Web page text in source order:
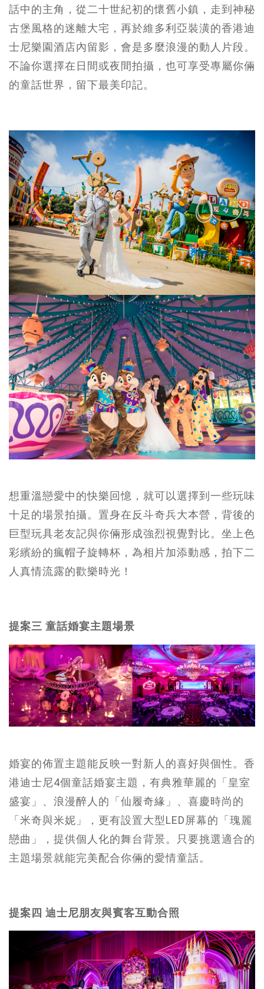
話中的主角，從二十世紀初的懷舊小鎮，走到神秘
古堡風格的迷離大宅，再於維多利亞裝潢的香港迪
士尼樂園酒店內留影，會是多麼浪漫的動人片段。
不論你選擇在日間或夜間拍攝，也可享受專屬你倆
的童話世界，留下最美印記。
想重溫戀愛中的快樂回憶，就可以選擇到一些玩味
十足的場景拍攝。置身在反斗奇兵大本營，背後的
巨型玩具老友記與你倆形成強烈視覺對比。坐上色
彩繽紛的瘋帽子旋轉杯，為相片加添動感，拍下二
人真情流露的歡樂時光！
提案三 童話婚宴主題場景
婚宴的佈置主題能反映一對新人的喜好與個性。香
港迪士尼4個童話婚宴主題，有典雅華麗的「皇室
盛宴」、浪漫醉人的「仙履奇緣」、喜慶時尚的
「米奇與米妮」，更有設置大型LED屏幕的「瑰麗
戀曲」，提供個人化的舞台背景。只要挑選適合的
主題場景就能完美配合你倆的愛情童話。
提案四 迪士尼朋友與賓客互動合照